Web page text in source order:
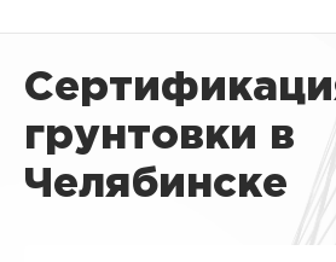
грунтовки в
Челябинске